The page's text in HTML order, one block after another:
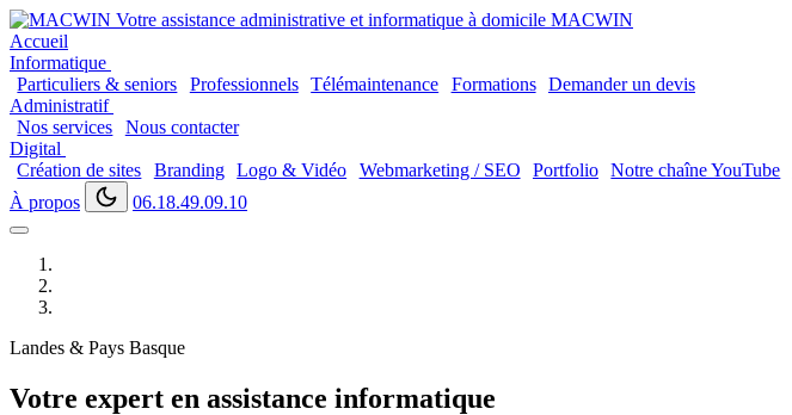
MACWIN
Accueil
Informatique
Particuliers & seniors
Professionnels Télémaintenance Formations
Demander un devis
Administratif
Nos services
Nous contacter
Digital
Création de sites
Branding Logo & Vidéo Webmarketing / SEO Portfolio Notre chaîne YouTube
À propos
06.18.49.09.10
Landes & Pays Basque
Votre expert en assistance informatique